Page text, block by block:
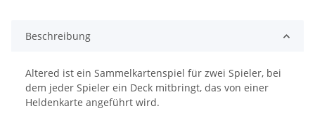
Beschreibung
Altered ist ein Sammelkartenspiel für zwei Spieler, bei
dem jeder Spieler ein Deck mitbringt, das von einer
Heldenkarte angeführt wird.